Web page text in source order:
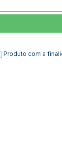
Produto com a